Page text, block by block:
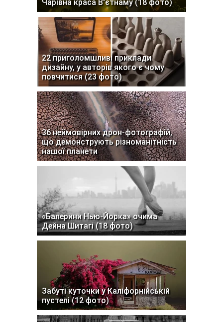
Чарівна краса В'єтнаму (18 фото)
22 приголомшливі приклади
дизайну, у авторів якого є чому
повчитися (23 фото)
36 неймовірних дрон-фотографій,
що демонструють різноманітність
нашої планети
«Балерини Нью-Йорка» очима
Дейна Шитагі (18 фото)
Забуті куточки у Каліфорнійській
пустелі (12 фото)